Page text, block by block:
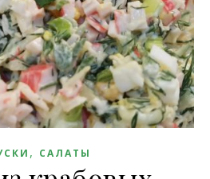
, САЛАТЫ